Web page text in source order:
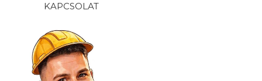
KAPCSOLAT